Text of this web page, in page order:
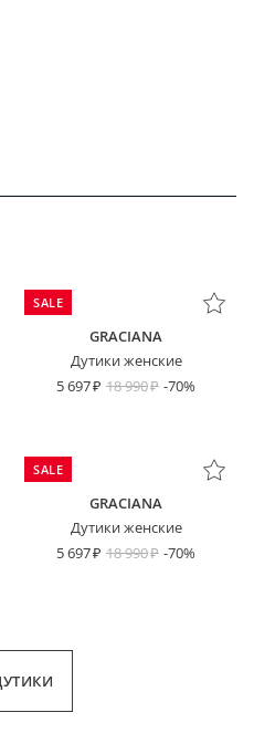
SALE
GRACIANA
Дутики женские
5 697
18 990 -70%
SALE
GRACIANA
Дутики женские
5 697
18 990 -70%